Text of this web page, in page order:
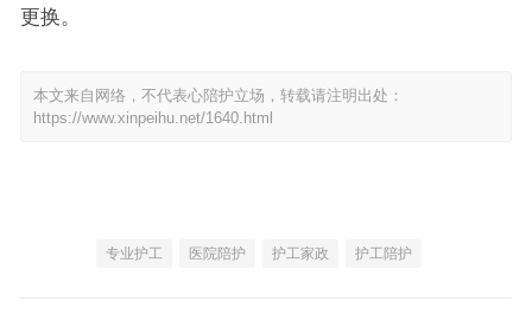
更换。
本文来自网络，不代表心陪护立场，转载请注明出处：
https://www.xinpeihu.net/1640.html
专业护工 医院陪护 护工家政 护工陪护